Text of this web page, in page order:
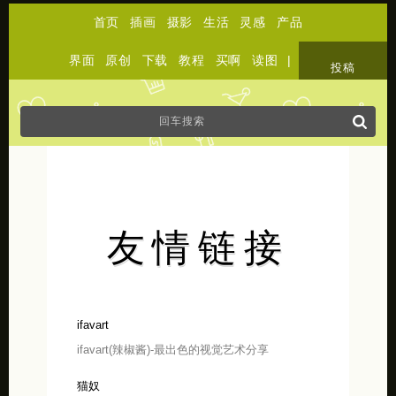
首页 插画 摄影 生活 灵感 产品
界面 原创 下载 教程 买啊 读图 |
投稿
友情链接
ifavart
ifavart(辣椒酱)-最出色的视觉艺术分享
猫奴